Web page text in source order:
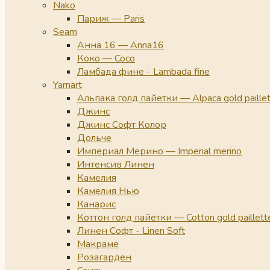
Nako
Париж — Paris
Seam
Анна 16 — Anna16
Коко — Coco
Ламбада фине - Lambada fine
Yarnart
Альпака голд пайетки — Alpaca gold
Джинс
Джинс Софт Колор
Дольче
Империал Мерино — Imperial merino
Интенсив Линен
Камелия
Камелия Нью
Канарис
Коттон голд пайетки — Cotton gold
Линен Софт - Linen Soft
Макраме
Розагарден